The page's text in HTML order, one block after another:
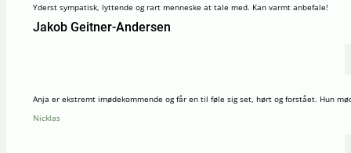
Yderst sympatisk, lyttende og rart menneske at tale med. Kan varmt anbefale!
Jakob Geitner-Andersen
Anja er ekstremt imødekommende og får en til føle sig set, hørt og forstået. Hun
Nicklas